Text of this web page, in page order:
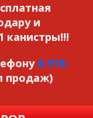
и
канистры!!!
8-918-
продаж)